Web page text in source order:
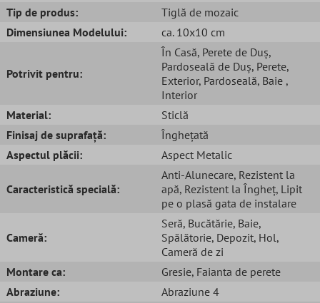
Tip de produs:
Tiglă de mozaic
Dimensiunea Modelului:
ca. 10x10 cm
Potrivit pentru:
În Casă, Perete de Duș,
Pardoseală de Duș, Perete,
Exterior, Pardoseală, Baie ,
Interior
Material:
Sticlă
Finisaj de suprafață:
Înghețată
Aspectul plăcii:
Aspect Metalic
Caracteristică specială:
Anti-Alunecare, Rezistent la
apă, Rezistent la Îngheț, Lipit
pe o plasă gata de instalare
Cameră:
Seră, Bucătărie, Baie,
Spălătorie, Depozit, Hol,
Cameră de zi
Montare ca:
Gresie, Faianta de perete
Abraziune:
Abraziune 4